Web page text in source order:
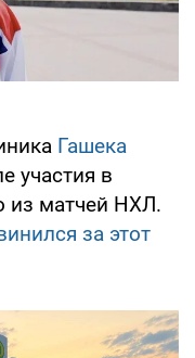
Гашека
участия в
из матчей НХЛ.
за этот